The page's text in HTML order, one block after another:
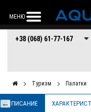
МЕНЮ
+38 (068) 61-77-
167
+38 (068) 61-77-167
Туризм Палатки
ОПИСАНИЕ